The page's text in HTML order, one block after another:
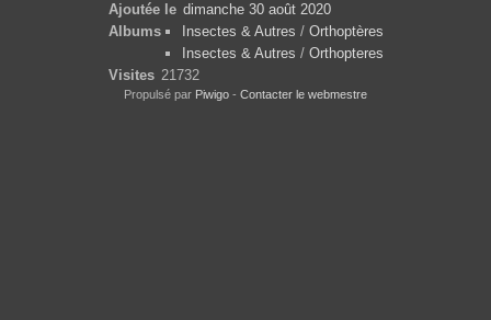
Ajoutée le dimanche 30 août 2020
Albums
Insectes & Autres / Orthoptères
Insectes & Autres / Orthopteres
Visites 21732
Propulsé par Piwigo - Contacter le webmestre